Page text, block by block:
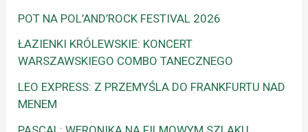
POT NA POL’AND’ROCK FESTIVAL 2026
ŁAZIENKI KRÓLEWSKIE: KONCERT
WARSZAWSKIEGO COMBO TANECZNEGO
LEO EXPRESS: Z PRZEMYŚLA DO FRANKFURTU NAD
MENEM